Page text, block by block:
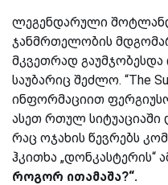
ლეგენდარული
ჯანმრთელობის
მკვეთრად
საუბარიც შეძლო. “The
ინფორმაციით
ასეთ რთულ სიტუაციაში
რაც ოჯახის წევრებს
ჰკითხა „დონკასტერის“
როგორ ითამაშა?“.